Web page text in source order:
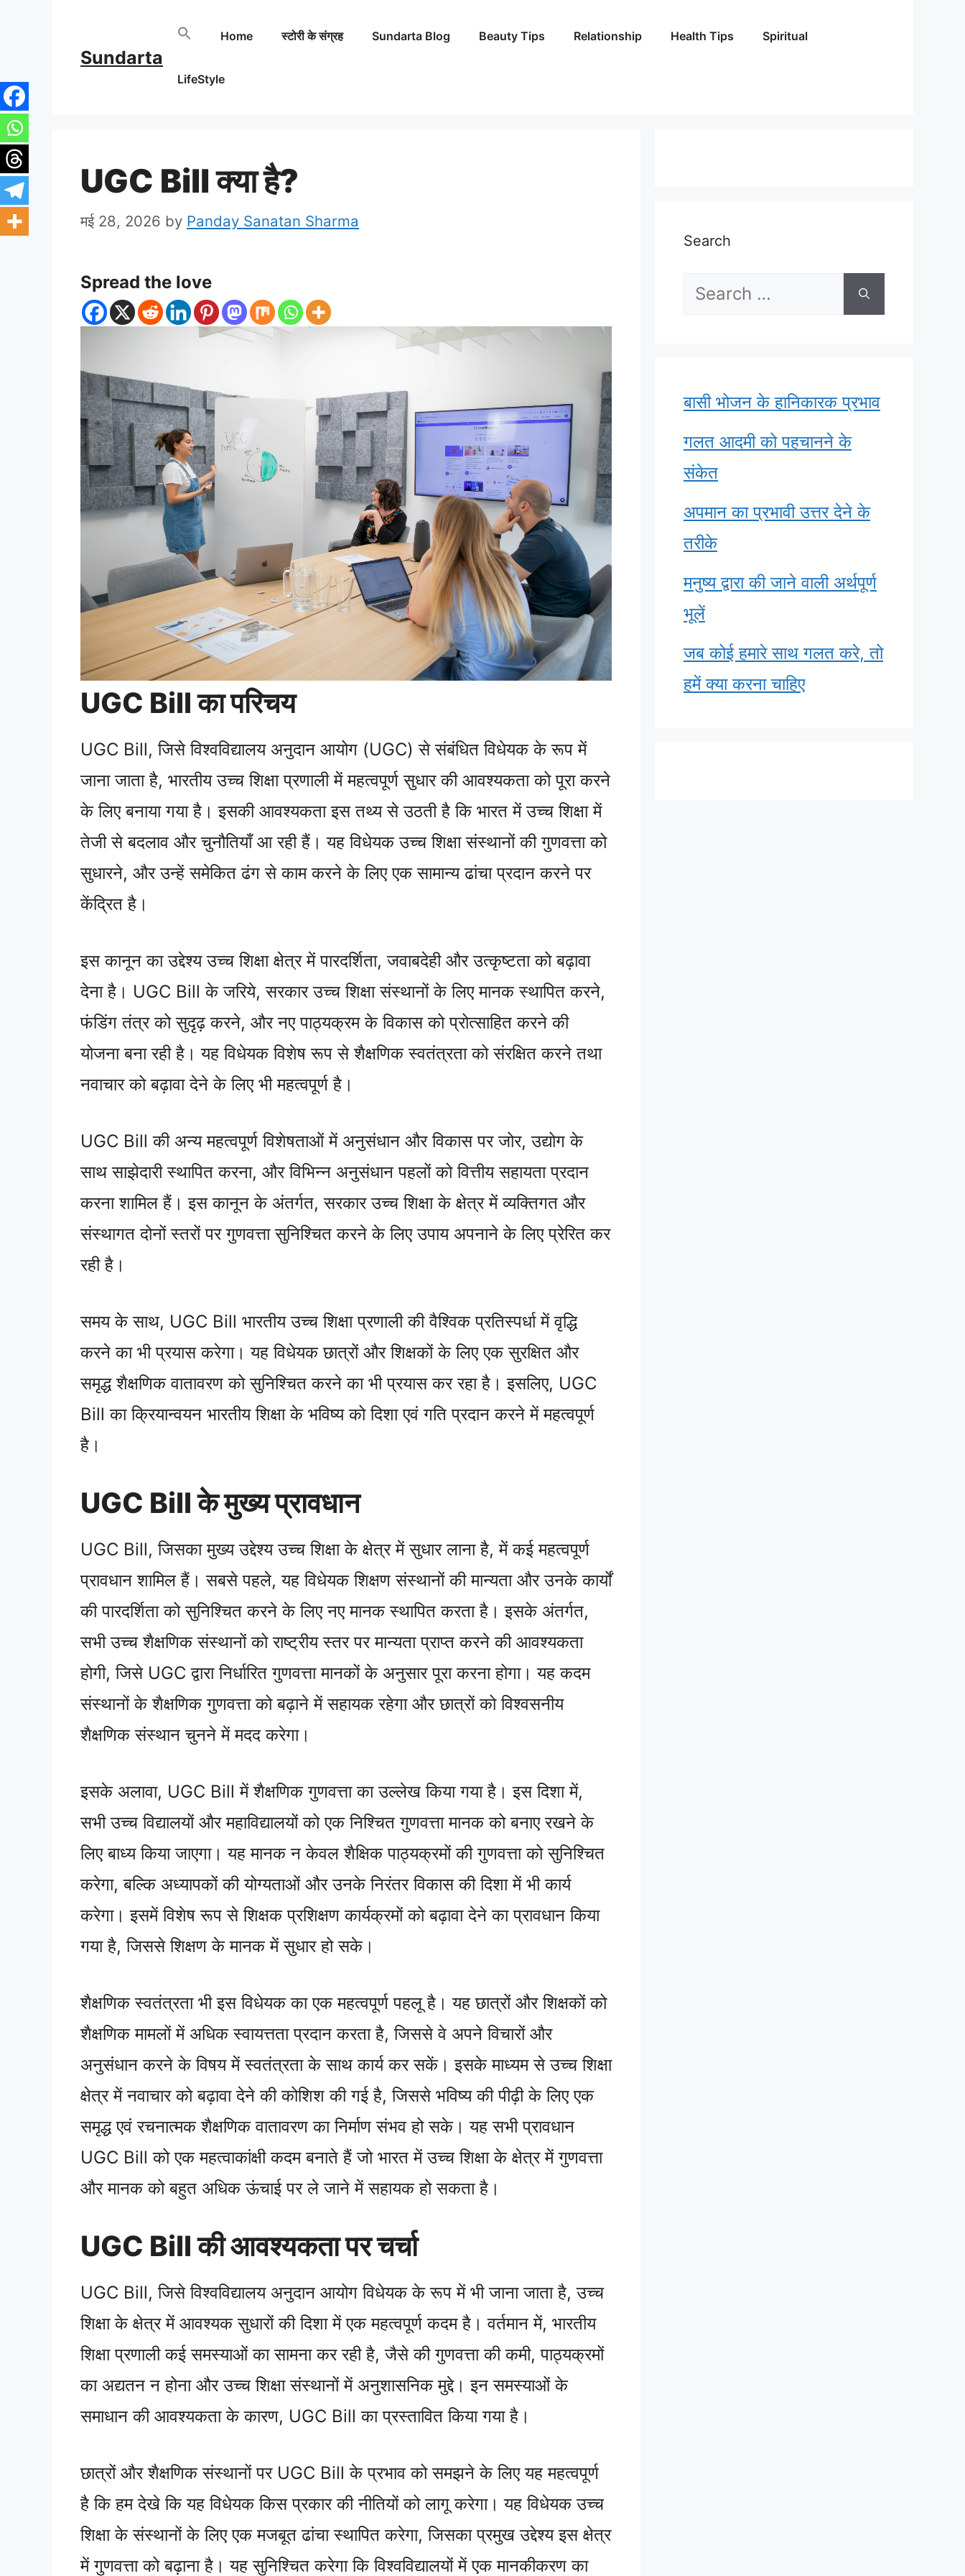
content
Sundarta
Home स्टोरी के संग्रह Sundarta Blog Beauty Tips Relationship Health Tips Spiritual
LifeStyle
UGC Bill क्या है?
मई 28, 2026 by Panday Sanatan Sharma
Spread the love
UGC Bill का परिचय
UGC Bill, जिसे विश्वविद्यालय अनुदान आयोग (UGC) से संबंधित विधेयक के रूप में
जाना जाता है, भारतीय उच्च शिक्षा प्रणाली में महत्वपूर्ण सुधार की आवश्यकता को पूरा करने
के लिए बनाया गया है। इसकी आवश्यकता इस तथ्य से उठती है कि भारत में उच्च शिक्षा में
तेजी से बदलाव और चुनौतियाँ आ रही हैं। यह विधेयक उच्च शिक्षा संस्थानों की गुणवत्ता को
सुधारने, और उन्हें समेकित ढंग से काम करने के लिए एक सामान्य ढांचा प्रदान करने पर
केंद्रित है।
इस कानून का उद्देश्य उच्च शिक्षा क्षेत्र में पारदर्शिता, जवाबदेही और उत्कृष्टता को बढ़ावा
देना है। UGC Bill के जरिये, सरकार उच्च शिक्षा संस्थानों के लिए मानक स्थापित करने,
फंडिंग तंत्र को सुदृढ़ करने, और नए पाठ्यक्रम के विकास को प्रोत्साहित करने की
योजना बना रही है। यह विधेयक विशेष रूप से शैक्षणिक स्वतंत्रता को संरक्षित करने तथा
नवाचार को बढ़ावा देने के लिए भी महत्वपूर्ण है।
UGC Bill की अन्य महत्वपूर्ण विशेषताओं में अनुसंधान और विकास पर जोर, उद्योग के
साथ साझेदारी स्थापित करना, और विभिन्न अनुसंधान पहलों को वित्तीय सहायता प्रदान
करना शामिल हैं। इस कानून के अंतर्गत, सरकार उच्च शिक्षा के क्षेत्र में व्यक्तिगत और
संस्थागत दोनों स्तरों पर गुणवत्ता सुनिश्चित करने के लिए उपाय अपनाने के लिए प्रेरित कर
रही है।
समय के साथ, UGC Bill भारतीय उच्च शिक्षा प्रणाली की वैश्विक प्रतिस्पर्धा में वृद्धि
करने का भी प्रयास करेगा। यह विधेयक छात्रों और शिक्षकों के लिए एक सुरक्षित और
समृद्ध शैक्षणिक वातावरण को सुनिश्चित करने का भी प्रयास कर रहा है। इसलिए, UGC
Bill का क्रियान्वयन भारतीय शिक्षा के भविष्य को दिशा एवं गति प्रदान करने में महत्वपूर्ण
है।
UGC Bill के मुख्य प्रावधान
UGC Bill, जिसका मुख्य उद्देश्य उच्च शिक्षा के क्षेत्र में सुधार लाना है, में कई महत्वपूर्ण
प्रावधान शामिल हैं। सबसे पहले, यह विधेयक शिक्षण संस्थानों की मान्यता और उनके कार्यों
की पारदर्शिता को सुनिश्चित करने के लिए नए मानक स्थापित करता है। इसके अंतर्गत,
सभी उच्च शैक्षणिक संस्थानों को राष्ट्रीय स्तर पर मान्यता प्राप्त करने की आवश्यकता
होगी, जिसे UGC द्वारा निर्धारित गुणवत्ता मानकों के अनुसार पूरा करना होगा। यह कदम
संस्थानों के शैक्षणिक गुणवत्ता को बढ़ाने में सहायक रहेगा और छात्रों को विश्वसनीय
शैक्षणिक संस्थान चुनने में मदद करेगा।
इसके अलावा, UGC Bill में शैक्षणिक गुणवत्ता का उल्लेख किया गया है। इस दिशा में,
सभी उच्च विद्यालयों और महाविद्यालयों को एक निश्चित गुणवत्ता मानक को बनाए रखने के
लिए बाध्य किया जाएगा। यह मानक न केवल शैक्षिक पाठ्यक्रमों की गुणवत्ता को सुनिश्चित
करेगा, बल्कि अध्यापकों की योग्यताओं और उनके निरंतर विकास की दिशा में भी कार्य
करेगा। इसमें विशेष रूप से शिक्षक प्रशिक्षण कार्यक्रमों को बढ़ावा देने का प्रावधान किया
गया है, जिससे शिक्षण के मानक में सुधार हो सके।
शैक्षणिक स्वतंत्रता भी इस विधेयक का एक महत्वपूर्ण पहलू है। यह छात्रों और शिक्षकों को
शैक्षणिक मामलों में अधिक स्वायत्तता प्रदान करता है, जिससे वे अपने विचारों और
अनुसंधान करने के विषय में स्वतंत्रता के साथ कार्य कर सकें। इसके माध्यम से उच्च शिक्षा
क्षेत्र में नवाचार को बढ़ावा देने की कोशिश की गई है, जिससे भविष्य की पीढ़ी के लिए एक
समृद्ध एवं रचनात्मक शैक्षणिक वातावरण का निर्माण संभव हो सके। यह सभी प्रावधान
UGC Bill को एक महत्वाकांक्षी कदम बनाते हैं जो भारत में उच्च शिक्षा के क्षेत्र में गुणवत्ता
और मानक को बहुत अधिक ऊंचाई पर ले जाने में सहायक हो सकता है।
UGC Bill की आवश्यकता पर चर्चा
UGC Bill, जिसे विश्वविद्यालय अनुदान आयोग विधेयक के रूप में भी जाना जाता है, उच्च
शिक्षा के क्षेत्र में आवश्यक सुधारों की दिशा में एक महत्वपूर्ण कदम है। वर्तमान में, भारतीय
शिक्षा प्रणाली कई समस्याओं का सामना कर रही है, जैसे की गुणवत्ता की कमी, पाठ्यक्रमों
का अद्यतन न होना और उच्च शिक्षा संस्थानों में अनुशासनिक मुद्दे। इन समस्याओं के
समाधान की आवश्यकता के कारण, UGC Bill का प्रस्तावित किया गया है।
छात्रों और शैक्षणिक संस्थानों पर UGC Bill के प्रभाव को समझने के लिए यह महत्वपूर्ण
है कि हम देखे कि यह विधेयक किस प्रकार की नीतियों को लागू करेगा। यह विधेयक उच्च
शिक्षा के संस्थानों के लिए एक मजबूत ढांचा स्थापित करेगा, जिसका प्रमुख उद्देश्य इस क्षेत्र
में गुणवत्ता को बढ़ाना है। यह सुनिश्चित करेगा कि विश्वविद्यालयों में एक मानकीकरण का
Search
Search
बासी भोजन के हानिकारक प्रभाव
गलत आदमी को पहचानने के
संकेत
अपमान का प्रभावी उत्तर देने के
तरीके
मनुष्य द्वारा की जाने वाली अर्थपूर्ण
भूलें
जब कोई हमारे साथ गलत करे, तो
हमें क्या करना चाहिए